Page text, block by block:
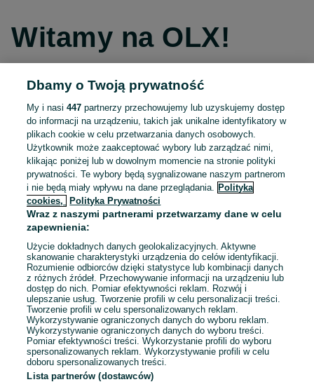
Witamy na OLX!
Kontynuuj przez Facebooka
Kontynuuj przez konto Apple
Kontynuuj przez konto Google
LUB
E-mail
Hasło
Dbamy o Twoją prywatność
My i nasi447 partnerzy przechowujemy lub uzyskujemy dostęp
do informacji na urządzeniu, takich jak unikalne identyfikatory w
plikach cookie w celu przetwarzania danych osobowych.
Użytkownik może zaakceptować wybory lub zarządzać nimi,
klikając poniżej lub w dowolnym momencie na stronie polityki
prywatności. Te wybory będą sygnalizowane naszym partnerom
i nie będą miały wpływu na dane przeglądania.
Polityka
cookies,
Polityka Prywatności
Wraz z naszymi partnerami przetwarzamy dane w celu
zapewnienia:
Użycie dokładnych danych geolokalizacyjnych. Aktywne
skanowanie charakterystyki urządzenia do celów identyfikacji.
Rozumienie odbiorców dzięki statystyce lub kombinacji danych
z różnych źródeł. Przechowywanie informacji na urządzeniu lub
dostęp do nich. Pomiar efektywności reklam. Rozwój i
ulepszanie usług. Tworzenie profili w celu personalizacji treści.
Tworzenie profili w celu spersonalizowanych reklam.
Wykorzystywanie ograniczonych danych do wyboru reklam.
Wykorzystywanie ograniczonych danych do wyboru treści.
Pomiar efektywności treści. Wykorzystanie profili do wyboru
spersonalizowanych reklam. Wykorzystywanie profili w celu
doboru spersonalizowanych treści.
Lista partnerów (dostawców)